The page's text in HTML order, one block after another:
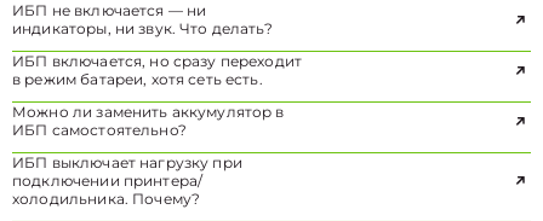
ИБП не включается — ни
индикаторы, ни звук. Что делать?
ИБП включается, но сразу переходит
в режим батареи, хотя сеть есть.
Можно ли заменить аккумулятор в
ИБП самостоятельно?
ИБП выключает нагрузку при
подключении принтера/
холодильника. Почему?